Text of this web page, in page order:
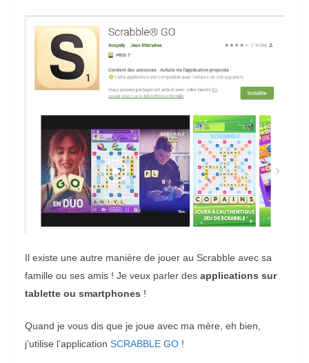
Il existe une autre manière de jouer au Scrabble avec sa
famille ou ses amis ! Je veux parler des applications sur
tablette ou smartphones !
Quand je vous dis que je joue avec ma mère, eh bien,
j’utilise l’application SCRABBLE GO !